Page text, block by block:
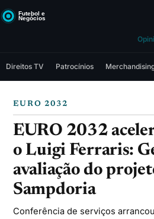
Direitos TV Patrocínios
EURO 2032
EURO 2032
o Luigi Ferraris:
avaliação do
Sampdoria
Conferência de serviços